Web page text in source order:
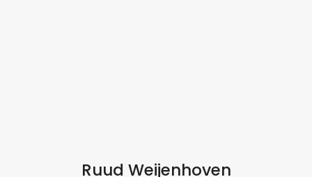
Ruud Weijenhoven